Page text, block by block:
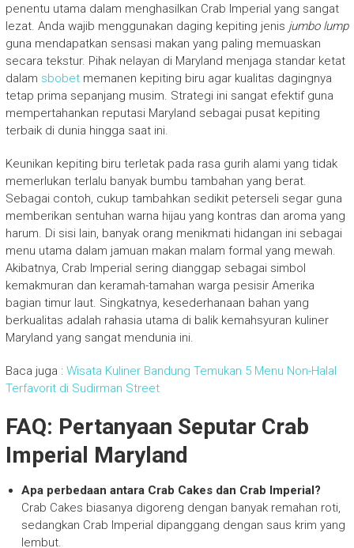
penentu utama dalam menghasilkan Crab Imperial yang sangat
lezat. Anda wajib menggunakan daging kepiting jenis jumbo lump
guna mendapatkan sensasi makan yang paling memuaskan
secara tekstur. Pihak nelayan di Maryland menjaga standar ketat
dalam sbobetmemanen kepiting biru agar kualitas dagingnya
tetap prima sepanjang musim. Strategi ini sangat efektif guna
mempertahankan reputasi Maryland sebagai pusat kepiting
terbaik di dunia hingga saat ini.
Keunikan kepiting biru terletak pada rasa gurih alami yang tidak
memerlukan terlalu banyak bumbu tambahan yang berat.
Sebagai contoh, cukup tambahkan sedikit peterseli segar guna
memberikan sentuhan warna hijau yang kontras dan aroma yang
harum. Di sisi lain, banyak orang menikmati hidangan ini sebagai
menu utama dalam jamuan makan malam formal yang mewah.
Akibatnya, Crab Imperial sering dianggap sebagai simbol
kemakmuran dan keramah-tamahan warga pesisir Amerika
bagian timur laut. Singkatnya, kesederhanaan bahan yang
berkualitas adalah rahasia utama di balik kemahsyuran kuliner
Maryland yang sangat mendunia ini.
Baca juga : Wisata Kuliner Bandung Temukan 5 Menu Non-Halal
Terfavorit di Sudirman Street
FAQ: Pertanyaan Seputar Crab
Imperial Maryland
Apa perbedaan antara Crab Cakes dan Crab Imperial?
Crab Cakes biasanya digoreng dengan banyak remahan roti,
sedangkan Crab Imperial dipanggang dengan saus krim yang
lembut.